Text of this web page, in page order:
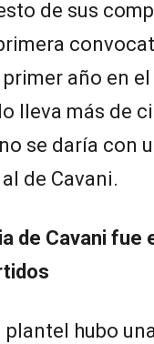
de sus
año en
lleva más de
se daría con
de Cavani.
de Cavani fue
plantel hubo